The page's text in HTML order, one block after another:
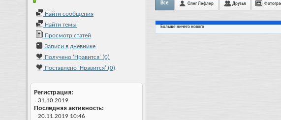
Найти сообщения
Найти темы
Просмотр статей
Записи в дневнике
Получено 'Нравится' (0)
Поставлено 'Нравится' (0)
Регистрация
31.10.2019
Последняя активность
20.11.2019 10:46
Все Олег Лефлер Друзья
Больше ничего нового